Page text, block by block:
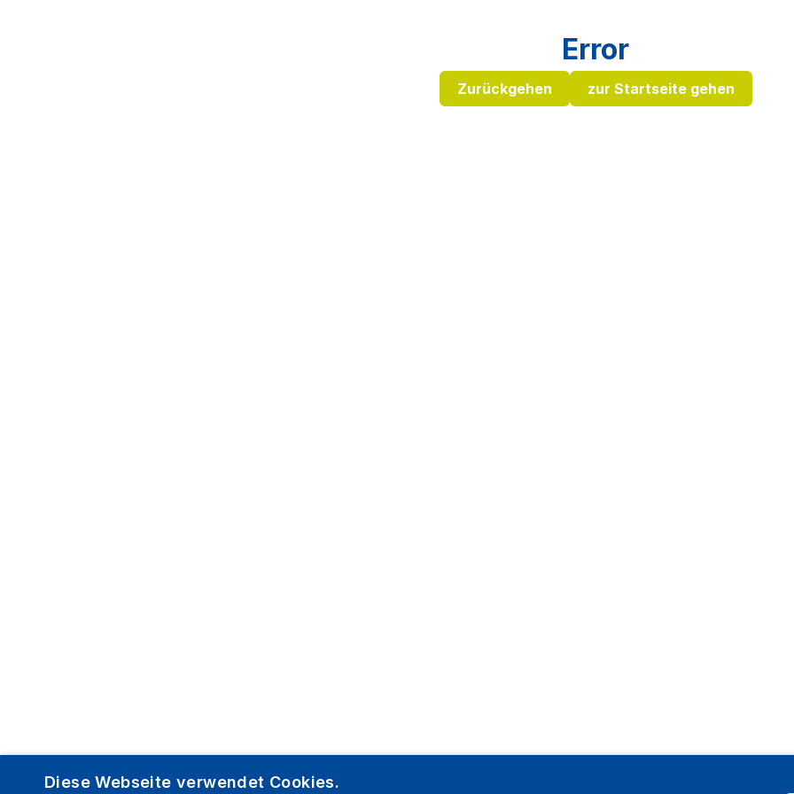
Error
Zurückgehen zur Startseite gehen
Diese Webseite verwendet Cookies.